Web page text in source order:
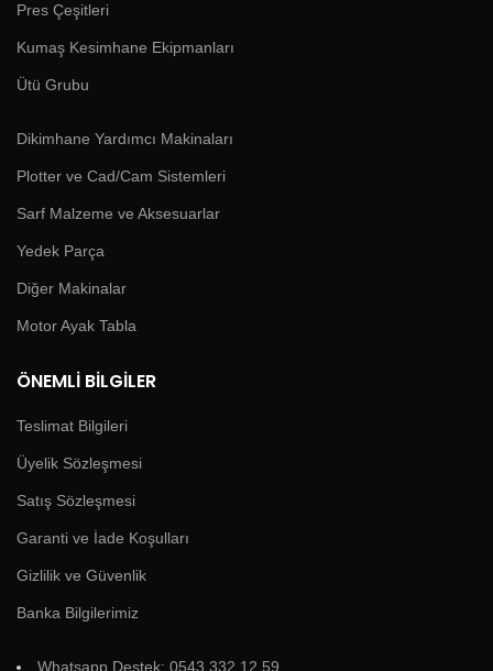
Pres Çeşitleri
Kumaş Kesimhane Ekipmanları
Ütü Grubu
Dikimhane Yardımcı Makinaları
Plotter ve Cad/Cam Sistemleri
Sarf Malzeme ve Aksesuarlar
Yedek Parça
Diğer Makinalar
Motor Ayak Tabla
ÖNEMLI BILGILER
Teslimat Bilgileri
Üyelik Sözleşmesi
Satış Sözleşmesi
Garanti ve İade Koşulları
Gizlilik ve Güvenlik
Banka Bilgilerimiz
Whatsapp Destek: 0543 332 12 59